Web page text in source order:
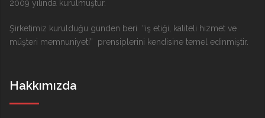
2009 yılında kurulmuştur.
Şirketimiz kurulduğu günden beri “iş etiği, kaliteli hizmet ve
müşteri memnuniyeti” prensiplerini kendisine temel edinmiştir.
Hakkımızda